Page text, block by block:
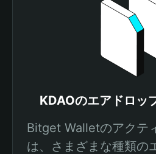
KDAOのエアドロッ
Bitget Walletのアクテ
は、さまざまな種類の